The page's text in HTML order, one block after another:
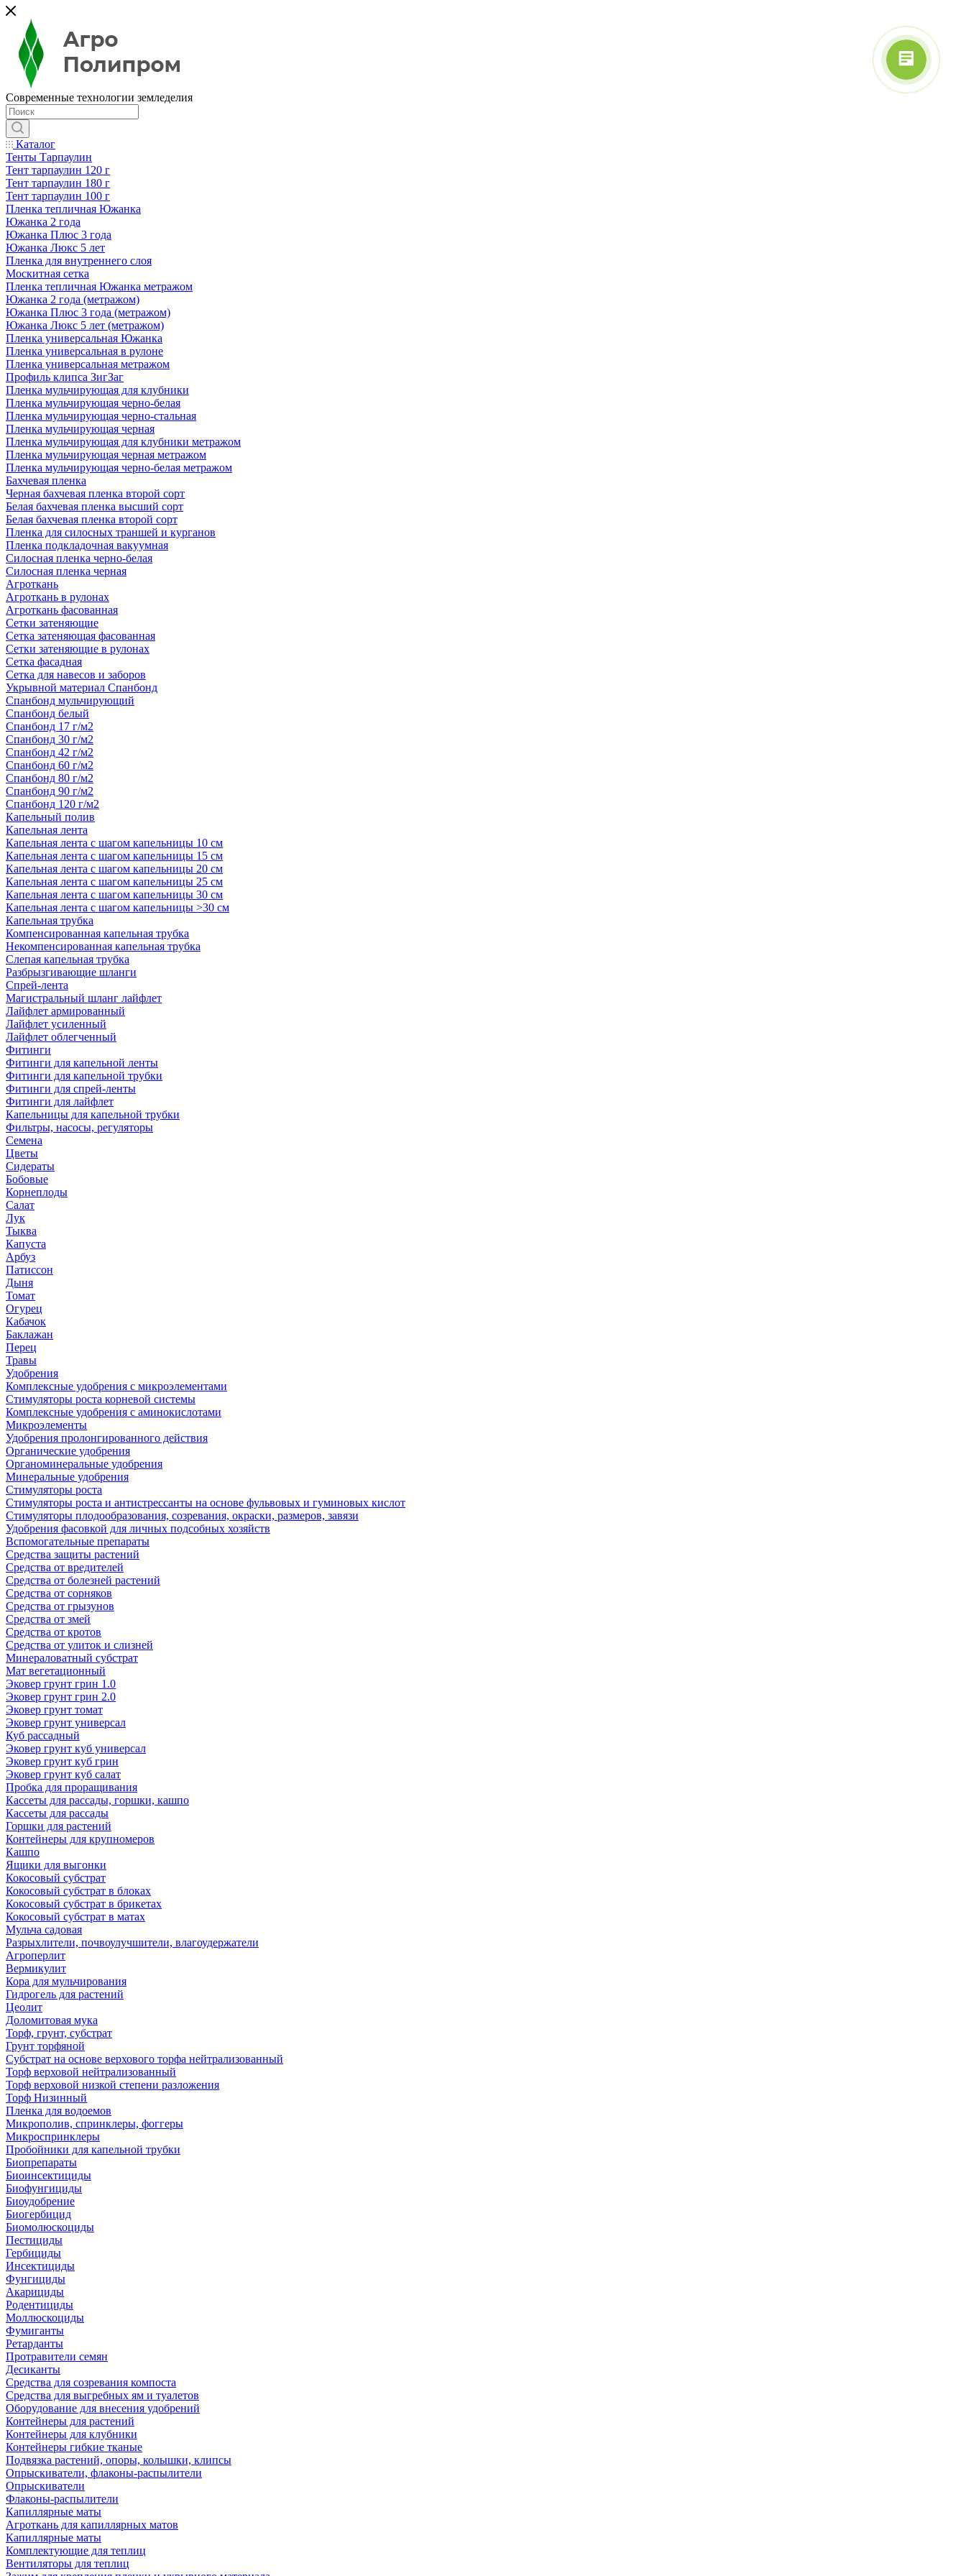
Современные технологии земледелия
Каталог
Тенты Тарпаулин
Тент тарпаулин 120 г
Тент тарпаулин 180 г
Тент тарпаулин 100 г
Пленка тепличная Южанка
Южанка 2 года
Южанка Плюс 3 года
Южанка Люкс 5 лет
Пленка для внутреннего слоя
Москитная сетка
Пленка тепличная Южанка метражом
Южанка 2 года (метражом)
Южанка Плюс 3 года (метражом)
Южанка Люкс 5 лет (метражом)
Пленка универсальная Южанка
Пленка универсальная в рулоне
Пленка универсальная метражом
Профиль клипса ЗигЗаг
Пленка мульчирующая для клубники
Пленка мульчирующая черно-белая
Пленка мульчирующая черно-стальная
Пленка мульчирующая черная
Пленка мульчирующая для клубники метражом
Пленка мульчирующая черная метражом
Пленка мульчирующая черно-белая метражом
Бахчевая пленка
Черная бахчевая пленка второй сорт
Белая бахчевая пленка высший сорт
Белая бахчевая пленка второй сорт
Пленка для силосных траншей и курганов
Пленка подкладочная вакуумная
Силосная пленка черно-белая
Силосная пленка черная
Агроткань
Агроткань в рулонах
Агроткань фасованная
Сетки затеняющие
Сетка затеняющая фасованная
Сетки затеняющие в рулонах
Сетка фасадная
Сетка для навесов и заборов
Укрывной материал Спанбонд
Спанбонд мульчирующий
Спанбонд белый
Спанбонд 17 г/м2
Спанбонд 30 г/м2
Спанбонд 42 г/м2
Спанбонд 60 г/м2
Спанбонд 80 г/м2
Спанбонд 90 г/м2
Спанбонд 120 г/м2
Капельный полив
Капельная лента
Капельная лента с шагом капельницы 10 см
Капельная лента с шагом капельницы 15 см
Капельная лента с шагом капельницы 20 см
Капельная лента с шагом капельницы 25 см
Капельная лента с шагом капельницы 30 см
Капельная лента с шагом капельницы >30 см
Капельная трубка
Компенсированная капельная трубка
Некомпенсированная капельная трубка
Слепая капельная трубка
Разбрызгивающие шланги
Спрей-лента
Магистральный шланг лайфлет
Лайфлет армированный
Лайфлет усиленный
Лайфлет облегченный
Фитинги
Фитинги для капельной ленты
Фитинги для капельной трубки
Фитинги для спрей-ленты
Фитинги для лайфлет
Капельницы для капельной трубки
Фильтры, насосы, регуляторы
Семена
Цветы
Сидераты
Бобовые
Корнеплоды
Салат
Лук
Тыква
Капуста
Арбуз
Патиссон
Дыня
Томат
Огурец
Кабачок
Баклажан
Перец
Травы
Удобрения
Комплексные удобрения с микроэлементами
Стимуляторы роста корневой системы
Комплексные удобрения с аминокислотами
Микроэлементы
Удобрения пролонгированного действия
Органические удобрения
Органоминеральные удобрения
Минеральные удобрения
Стимуляторы роста
Стимуляторы роста и антистрессанты на основе фульвовых и гуминовых кислот
Стимуляторы плодообразования, созревания, окраски, размеров, завязи
Удобрения фасовкой для личных подсобных хозяйств
Вспомогательные препараты
Средства защиты растений
Средства от вредителей
Средства от болезней растений
Средства от сорняков
Средства от грызунов
Средства от змей
Средства от кротов
Средства от улиток и слизней
Минераловатный субстрат
Мат вегетационный
Эковер грунт грин 1.0
Эковер грунт грин 2.0
Эковер грунт томат
Эковер грунт универсал
Куб рассадный
Эковер грунт куб универсал
Эковер грунт куб грин
Эковер грунт куб салат
Пробка для проращивания
Кассеты для рассады, горшки, кашпо
Кассеты для рассады
Горшки для растений
Контейнеры для крупномеров
Кашпо
Ящики для выгонки
Кокосовый субстрат
Кокосовый субстрат в блоках
Кокосовый субстрат в брикетах
Кокосовый субстрат в матах
Мульча садовая
Разрыхлители, почвоулучшители, влагоудержатели
Агроперлит
Вермикулит
Кора для мульчирования
Гидрогель для растений
Цеолит
Доломитовая мука
Торф, грунт, субстрат
Грунт торфяной
Субстрат на основе верхового торфа нейтрализованный
Торф верховой нейтрализованный
Торф верховой низкой степени разложения
Торф Низинный
Пленка для водоемов
Микрополив, спринклеры, фоггеры
Микроспринклеры
Пробойники для капельной трубки
Биопрепараты
Биоинсектициды
Биофунгициды
Биоудобрение
Биогербицид
Биомолюскоциды
Пестициды
Гербициды
Инсектициды
Фунгициды
Акарициды
Родентициды
Моллюскоциды
Фумиганты
Ретарданты
Протравители семян
Десиканты
Средства для созревания компоста
Средства для выгребных ям и туалетов
Оборудование для внесения удобрений
Контейнеры для растений
Контейнеры для клубники
Контейнеры гибкие тканые
Подвязка растений, опоры, колышки, клипсы
Опрыскиватели, флаконы-распылители
Опрыскиватели
Флаконы-распылители
Капиллярные маты
Агроткань для капиллярных матов
Капиллярные маты
Комплектующие для теплиц
Вентиляторы для теплиц